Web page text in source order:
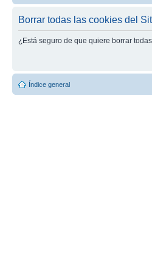
Borrar todas las cookies del
¿Está seguro de que quiere borrar
Índice general